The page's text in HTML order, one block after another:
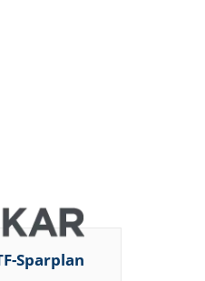
Sparplan